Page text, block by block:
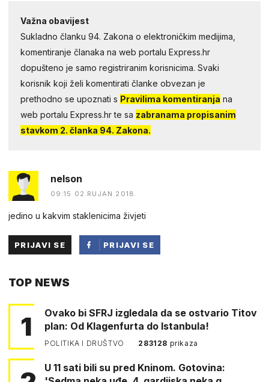
Važna obavijest
Sukladno članku 94. Zakona o elektroničkim medijima,
komentiranje članaka na web portalu Express.hr
dopušteno je samo registriranim korisnicima. Svaki
korisnik koji želi komentirati članke obvezan je
prethodno se upoznati s Pravilima komentiranja na
web portalu Express.hr te sa zabranama propisanim
stavkom 2. članka 94. Zakona.
nelson
09:15 02.RUJAN 2018.
jedino u kakvim staklenicima živjeti
PRIJAVI SE
PRIJAVI SE
TOP NEWS
1
Ovako bi SFRJ izgledala da se ostvario Titov
plan: Od Klagenfurta do Istanbula!
POLITIKA I DRUŠTVO 283128 prikaza
U 11 sati bili su pred Kninom. Gotovina: